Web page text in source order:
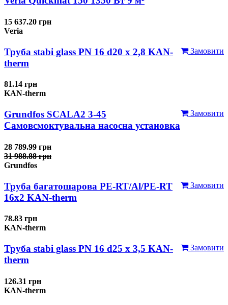
15 637.20 грн
Veria
Замовити
Труба stabi glass PN 16 d20 х 2,8 KAN-
therm
81.14 грн
KAN-therm
Замовити
Grundfos SCALA2 3-45
Самовсмоктувальна насосна установка
28 789.99 грн
31 988.88 грн
Grundfos
Замовити
Труба багатошарова PE-RT/Al/PE-RT
16x2 KAN-therm
78.83 грн
KAN-therm
Замовити
Труба stabi glass PN 16 d25 х 3,5 KAN-
therm
126.31 грн
KAN-therm